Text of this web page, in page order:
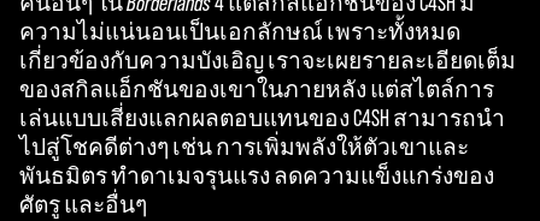
the
tran
sfer
of
data
to
Goog
ความไม่แน่นอนเป็นเอกลักษณ์ เพราะทั้งหมด
เกี่ยวข้องกับความบังเอิญ เราจะเผยรายละเอียดเต็ม
ของสกิลแอ็กชันของเขาในภายหลัง แต่สไตล์การ
เล่นแบบเสี่ยงแลกผลตอบแทนของ C4SH สามารถนำ
ไปสู่โชคดีต่างๆ เช่น การเพิ่มพลังให้ตัวเขาและ
พันธมิตร ทำดาเมจรุนแรง ลดความแข็งแกร่งของ
ศัตรู และอื่นๆ